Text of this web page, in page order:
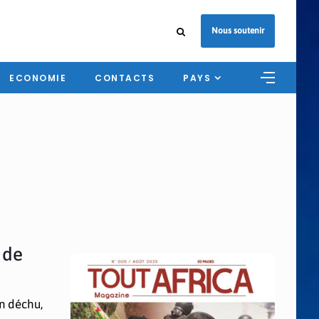
Nous soutenir
ECONOMIE CONTACTS PAYS
déchu,